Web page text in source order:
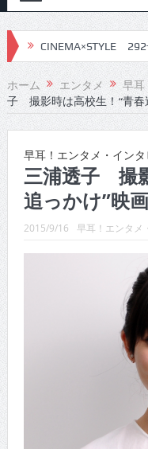
CINEMA×STYLE
CINEMA×STYLE 290
CINEMA×STYLE 289
CINEMA×STYLE 287
CINEMA×STYLE
CINEMA×STYLE
CINEMA×STYLE
CINEMA×STYLE 293
CINEMA×STYLE
ホーム エンタメ 早耳
子 撮影時は高校生！“青春
早耳！エンタメ・イン
三浦透子 撮
追っかけ”映
2015/9/16 早耳！エンタメ